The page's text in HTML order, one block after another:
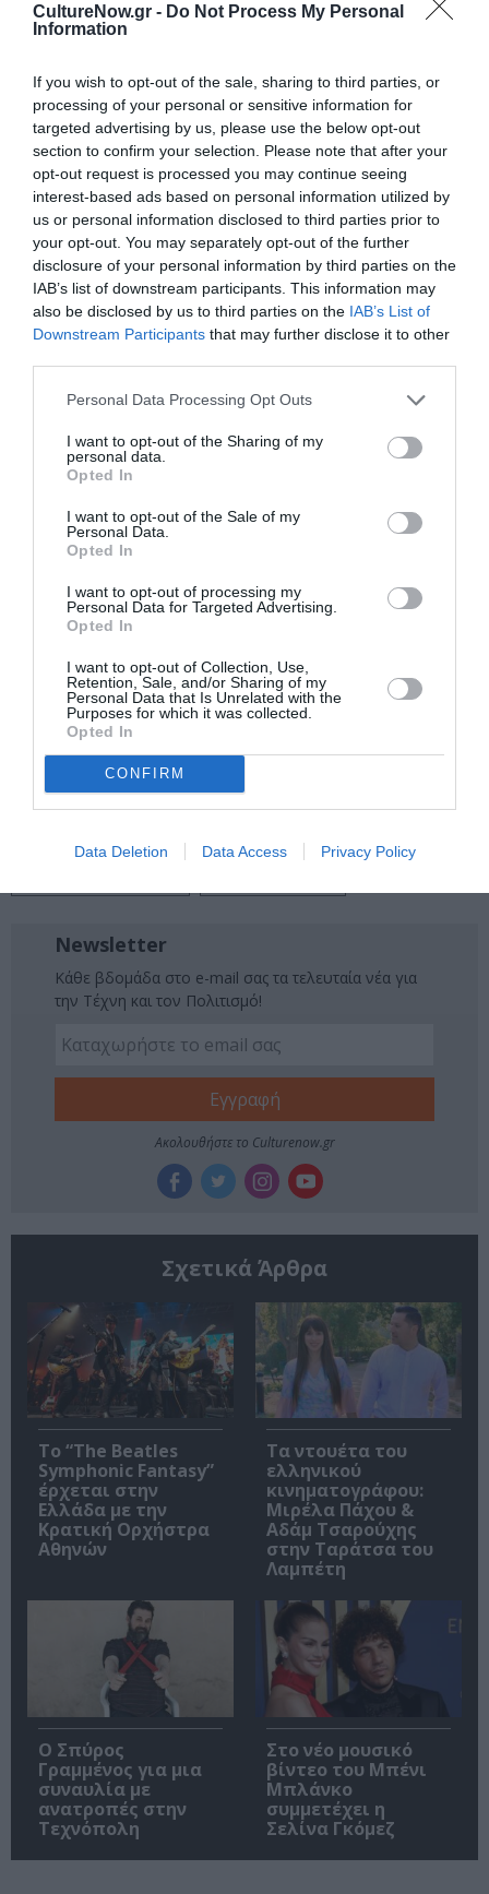
CultureNow.gr - Do Not Process My Personal
Information
If you wish to opt-out of the sale, sharing to third parties, or
processing of your personal or sensitive information for
targeted advertising by us, please use the below opt-out
section to confirm your selection. Please note that after your
opt-out request is processed you may continue seeing
interest-based ads based on personal information utilized by
us or personal information disclosed to third parties prior to
your opt-out. You may separately opt-out of the further
disclosure of your personal information by third parties on the
IAB’s list of downstream participants. This information may
also be disclosed by us to third parties on the IAB’s List of
Downstream Participants that may further disclose it to other
Personal Data Processing Opt Outs
I want to opt-out of the Sharing of my
personal data.
Opted In
I want to opt-out of the Sale of my
Personal Data.
Opted In
I want to opt-out of processing my
Personal Data for Targeted Advertising.
Opted In
I want to opt-out of Collection, Use,
Retention, Sale, and/or Sharing of my
Personal Data that Is Unrelated with the
Purposes for which it was collected.
Opted In
CONFIRM
Data Deletion Data Access Privacy Policy
MANAGEMENT-ΠΑΡΑΓΩΓΗ:PROSPERO
Ταυτότητα Εκδήλωσης
Ημερομηνία:
22/09/2025
Ώρα προσέλευσης: 19:30 | Ώρα έναρξης: 21:30
Τοποθεσία:
Δημοτικό Θέατρο Λυκαβηττού, Λόφος Λυκαβηττού,
Αθήνα
Θέατρο Λυκαβηττού
Προπώληση: 20€ | Ταμείο: 25€
Ακολουθήστε το Culturenow.gr στο Google News
μάθετε πρώτοι όλες τις ειδήσεις
Δείτε όλα τατελευταία νέαγια την Τέχνη και τον
Πολιτισμό στοCulturenow.gr
Νέοι Διαγωνισμοί❯
Tags
ΓΕΡΑΣΙΜΟΣ ΕΥΑΓΓΕΛΑΤΟΣ
ΕΝΤΕΧΝΟ - ΛΑΪΚΟ - ΠΑΡΑΔΟΣΙΑΚΗ
ΘΕΜΗΣ ΚΑΡΑΜΟΥΡΑΤΙΔΗΣ
ΚΑΛΟΚΑΙΡΙΝΕΣ ΣΥΝΑΥΛΙΕΣ
Newsletter
Κάθε βδομάδα στο e-mail σας τα τελευταία νέα για
την Τέχνη και τον Πολιτισμό!
Ακολουθήστε το Culturenow.gr
Σχετικά Άρθρα
Το “The Beatles
Symphonic Fantasy”
έρχεται στην
Ελλάδα με την
Κρατική Ορχήστρα
Αθηνών
Τα ντουέτα του
ελληνικού
κινηματογράφου:
Μιρέλα Πάχου &
Αδάμ Τσαρούχης
στην Ταράτσα του
Λαμπέτη
Ο Σπύρος
Γραμμένος για μια
συναυλία με
ανατροπές στην
Τεχνόπολη
Στο νέο μουσικό
βίντεο του Μπένι
Μπλάνκο
συμμετέχει η
Σελίνα Γκόμεζ